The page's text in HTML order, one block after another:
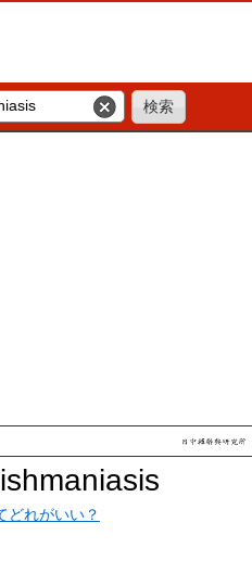
どれがいい？